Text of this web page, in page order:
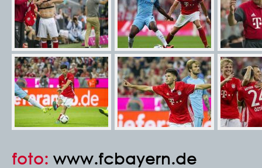
foto: www.fcbayern.de